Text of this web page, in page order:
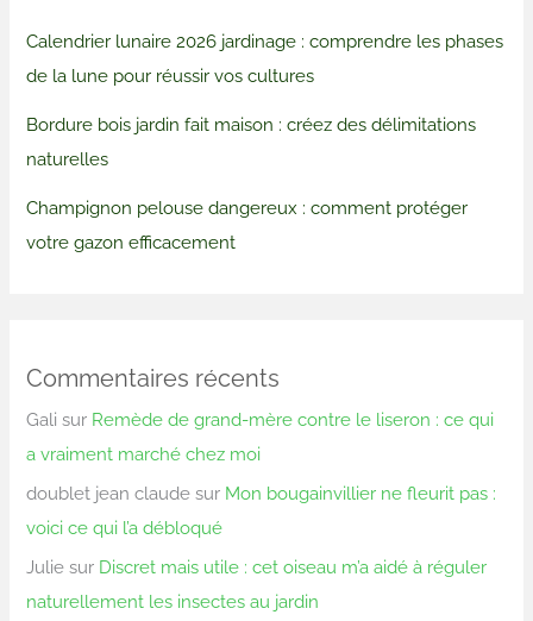
Calendrier lunaire 2026 jardinage : comprendre les phases
de la lune pour réussir vos cultures
Bordure bois jardin fait maison : créez des délimitations
naturelles
Champignon pelouse dangereux : comment protéger
votre gazon efficacement
Commentaires récents
Gali sur Remède de grand-mère contre le liseron : ce qui
a vraiment marché chez moi
doublet jean claude sur Mon bougainvillier ne fleurit pas :
voici ce qui l’a débloqué
Julie sur Discret mais utile : cet oiseau m’a aidé à réguler
naturellement les insectes au jardin